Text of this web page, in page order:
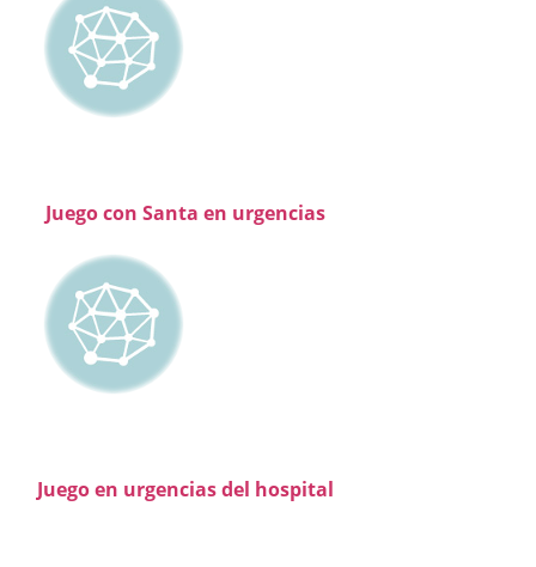
Juego con Santa en urgencias
Juego en urgencias del hospital